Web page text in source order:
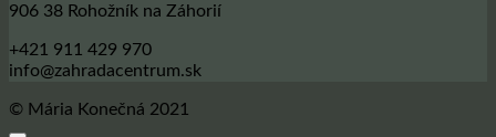
od
do
31.12.2024
906 38 Rohožník na Záhorií
+421 911 429 970
info@zahradacentrum.sk
© Mária Konečná 2021